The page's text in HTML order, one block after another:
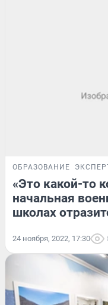
ОБРАЗОВАНИЕ
«Это какой-то
начальная
школах
24 ноября, 2022, 17:30